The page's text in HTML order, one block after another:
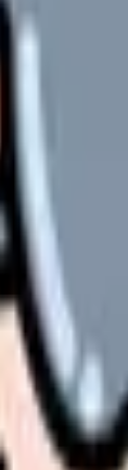
です。辞め
期を調整する
配置、給与